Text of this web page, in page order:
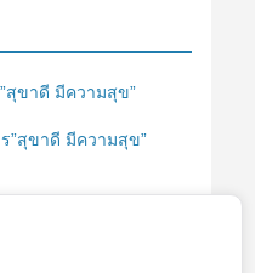
สุขาดี มีความสุข”
”สุขาดี มีความสุข”